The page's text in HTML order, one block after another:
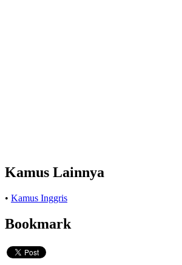
Kamus Lainnya
• Kamus Inggris
Bookmark